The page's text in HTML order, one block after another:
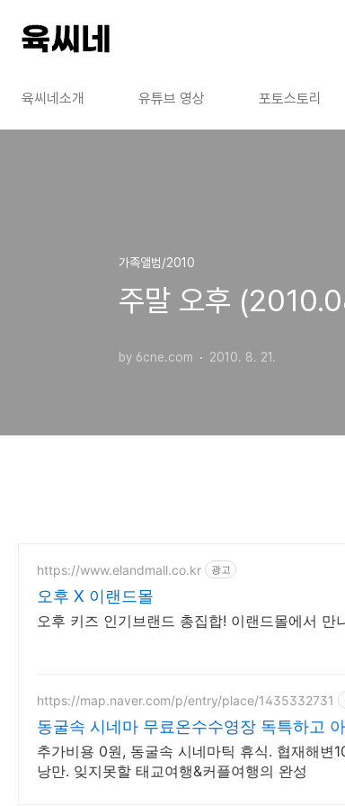
육씨네소개 유튜브 영상 포토스토리
가족앨범/2010
주말 오후
by 6cne.com 2010. 8. 21.
https://www.elandmall.co.kr 광고
오후 X 이랜드몰
오후 키즈 인기브랜드 총집합! 이랜드몰에서 만
https://map.naver.com/p/entry/place/1435332731
동굴속 시네마 무료온수수영장 독특하고
추가비용 0원, 동굴속 시네마틱 휴식. 협재해변
낭만. 잊지못할 태교여행&커플여행의 완성